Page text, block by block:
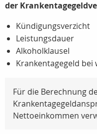
der
Kündigungsverzicht
Leistungsdauer
Alkoholklausel
Krankentagegeld
Für die Berechnung
Nettoeinkommen